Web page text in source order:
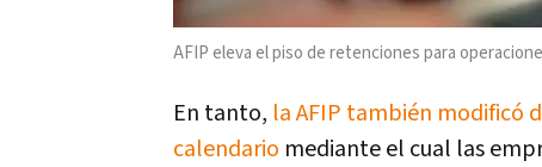
AFIP eleva el piso de retenciones para
En tanto, la AFIP también modificó
calendario mediante el cual las